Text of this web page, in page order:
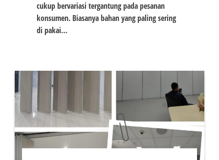
cukup bervariasi tergantung pada pesanan
konsumen. Biasanya bahan yang paling sering
di pakai…